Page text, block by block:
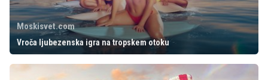
Moskisvet.com
Vroča ljubezenska igra na tropskem otoku